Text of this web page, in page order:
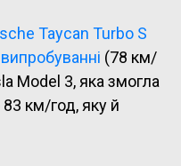
Taycan Turbo S
(78 км/
Model 3, яка змогла
км/год, яку й